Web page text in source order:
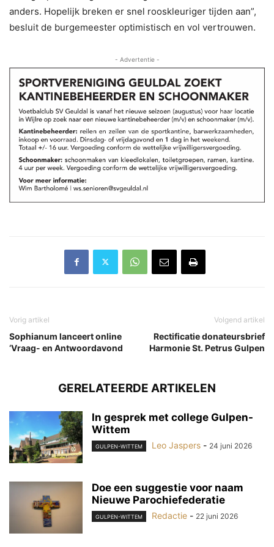
anders. Hopelijk breken er snel rooskleuriger tijden aan”,
besluit de burgemeester optimistisch en vol vertrouwen.
- Advertentie -
Vorig artikel
Sophianum lanceert online
‘Vraag- en Antwoordavond
Volgend artikel
Rectificatie donateursbrief
Harmonie St. Petrus Gulpen
GERELATEERDE ARTIKELEN
In gesprek met college Gulpen-
Wittem
GULPEN-WITTEM Leo Jaspers - 24 juni 2026
Doe een suggestie voor naam
Nieuwe Parochiefederatie
GULPEN-WITTEM Redactie - 22 juni 2026